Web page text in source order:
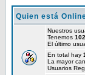
Quien está
Nuestros
Tenemos 102
El último
En total hay
La mayor
Usuarios